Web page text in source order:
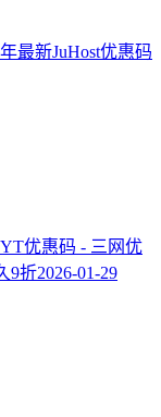
最新JuHost优惠码
优惠码 - 三网优
9折2026-01-29